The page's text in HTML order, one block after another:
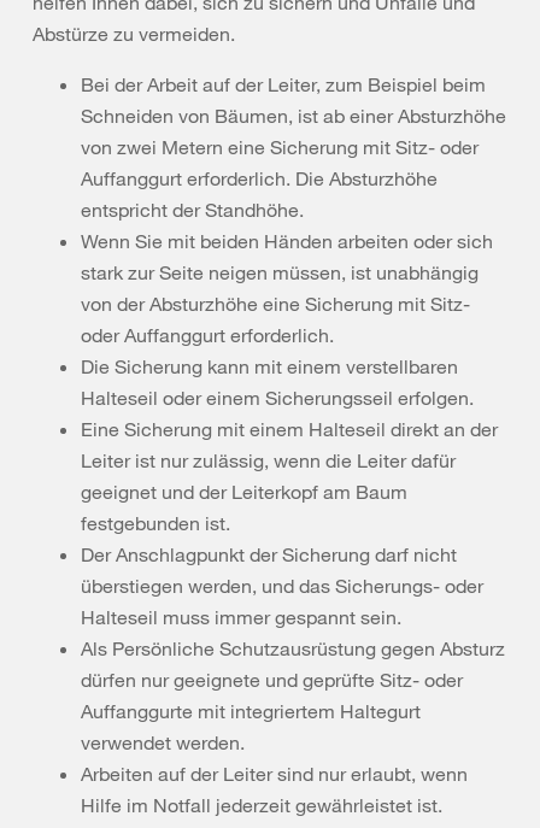
Abstürze zu vermeiden.
Bei der Arbeit auf der Leiter, zum Beispiel beim
Schneiden von Bäumen, ist ab einer Absturzhöhe
von zwei Metern eine Sicherung mit Sitz- oder
Auffanggurt erforderlich. Die Absturzhöhe
entspricht der Standhöhe.
Wenn Sie mit beiden Händen arbeiten oder sich
stark zur Seite neigen müssen, ist unabhängig
von der Absturzhöhe eine Sicherung mit Sitz-
oder Auffanggurt erforderlich.
Die Sicherung kann mit einem verstellbaren
Halteseil oder einem Sicherungsseil erfolgen.
Eine Sicherung mit einem Halteseil direkt an der
Leiter ist nur zulässig, wenn die Leiter dafür
geeignet und der Leiterkopf am Baum
festgebunden ist.
Der Anschlagpunkt der Sicherung darf nicht
überstiegen werden, und das Sicherungs- oder
Halteseil muss immer gespannt sein.
Als Persönliche Schutzausrüstung gegen Absturz
dürfen nur geeignete und geprüfte Sitz- oder
Auffanggurte mit integriertem Haltegurt
verwendet werden.
Arbeiten auf der Leiter sind nur erlaubt, wenn
Hilfe im Notfall jederzeit gewährleistet ist.